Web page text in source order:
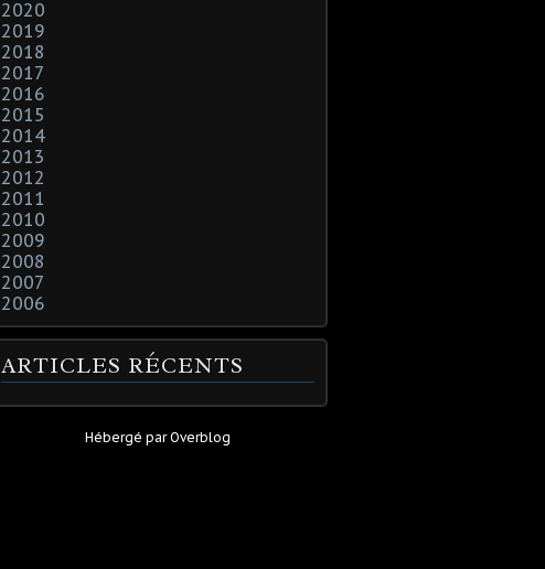
2020
2019
2018
2017
2016
2015
2014
2013
2012
2011
2010
2009
2008
2007
2006
ARTICLES RÉCENTS
Hébergé parOverblog